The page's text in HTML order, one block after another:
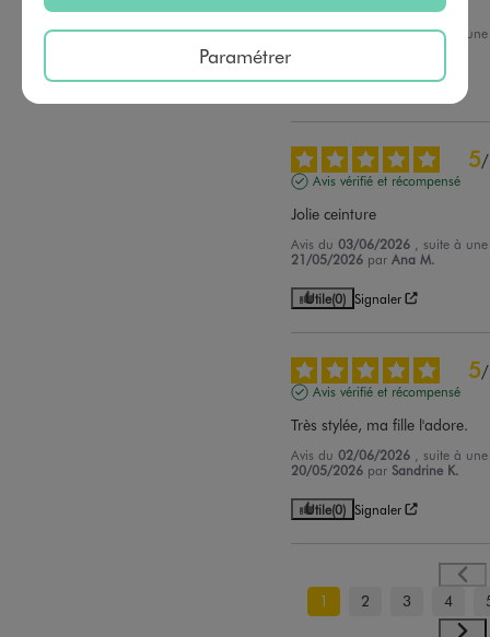
Avis du05/06/2026 , suite à
Utile(0) Signaler
5/
Avis vérifié et récompensé
Jolie ceinture
Avis du03/06/2026
, suite à
21/05/2026 parAna M.
Utile(0) Signaler
5/
Avis vérifié et récompensé
Très stylée, ma fille l'adore.
Avis du02/06/2026
, suite à
20/05/2026 par Sandrine K.
Utile(0) Signaler
1 2 3 4
Paramétrer